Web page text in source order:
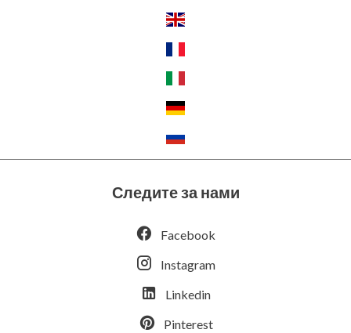
Следите за нами
Facebook
Instagram
Linkedin
Pinterest